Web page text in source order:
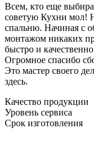
Всем, кто еще
советую Кухни мол!
спальню. Начиная с
монтажом никаких
быстро и
Огромное спасибо
Это мастер своего
здесь.
Качество продукции
Уровень сервиса
Срок изготовления